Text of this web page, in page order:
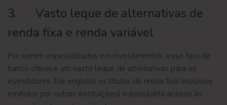
3. Vasto leque de alternativas de
renda fixa e renda variável
Por serem especializados em investimentos, esse tipo de
banco oferece um vasto leque de alternativas para os
investidores. Ele engloba os títulos de renda fixa (inclusive
emitidos por outras instituições) e possibilita acesso às